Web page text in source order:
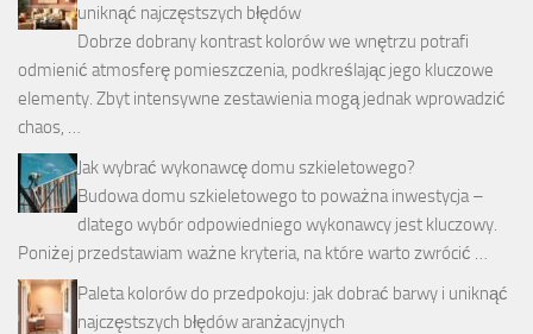
uniknąć najczęstszych błędów
Dobrze dobrany kontrast kolorów we wnętrzu potrafi
odmienić atmosferę pomieszczenia, podkreślając jego kluczowe
elementy. Zbyt intensywne zestawienia mogą jednak wprowadzić
chaos, …
Jak wybrać wykonawcę domu szkieletowego?
Budowa domu szkieletowego to poważna inwestycja –
dlatego wybór odpowiedniego wykonawcy jest kluczowy.
Poniżej przedstawiam ważne kryteria, na które warto zwrócić …
Paleta kolorów do przedpokoju: jak dobrać barwy i uniknąć
najczęstszych błędów aranżacyjnych